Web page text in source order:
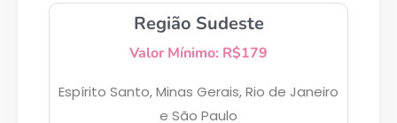
Região Sudeste
Valor Mínimo: R$179
Espírito Santo, Minas Gerais, Rio de Janeiro
e São Paulo